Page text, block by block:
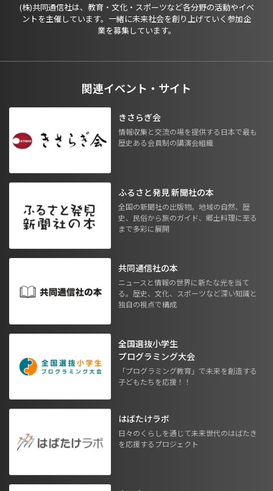
(株)共同通信社は、教育・文化・スポーツなど各分野の活動やイベ
ントを主催しています。一緒に未来社会を創り上げていく参加企
業を募集しています。
関連イベント・サイト
きさらぎ会
情報収集と交流の場を提供する日本で最も
歴史ある会員制の講演会組織
ふるさと発見 新聞社の本
全国の新聞社の出版物。地域の自然、歴
史、民俗から旅のガイド、郷土料理に至る
まで多彩に展開
共同通信社の本
ニュースと情報の世界に新たな光を当て
る。歴史、文化、スポーツなど深い知識と
独自の視点で構成
全国選抜小学生
プログラミング大会
「プログラミング教育」で未来を創造する
子どもたちを応援！！
はばたけラボ
日々のくらしを通じて未来世代のはばたき
を応援するプロジェクト